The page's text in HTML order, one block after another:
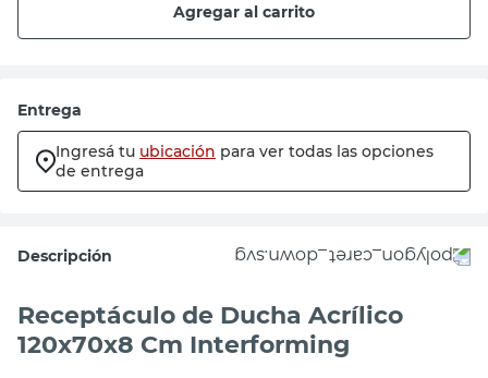
Agregar al carrito
Entrega
Ingresá tu ubicación para ver todas las opciones
de entrega
Descripción
Receptáculo de Ducha Acrílico
120x70x8 Cm Interforming